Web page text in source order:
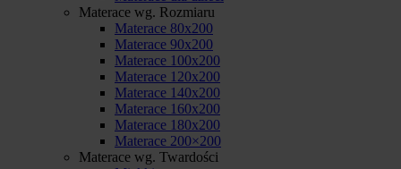
Materace wg. Rozmiaru
Materace 80x200
Materace 90x200
Materace 100x200
Materace 120x200
Materace 140x200
Materace 160x200
Materace 180x200
Materace 200×200
Materace wg. Twardości